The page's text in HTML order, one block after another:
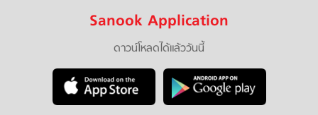
Sanook Application
ดาวน์โหลดได้แล้ววันนี้